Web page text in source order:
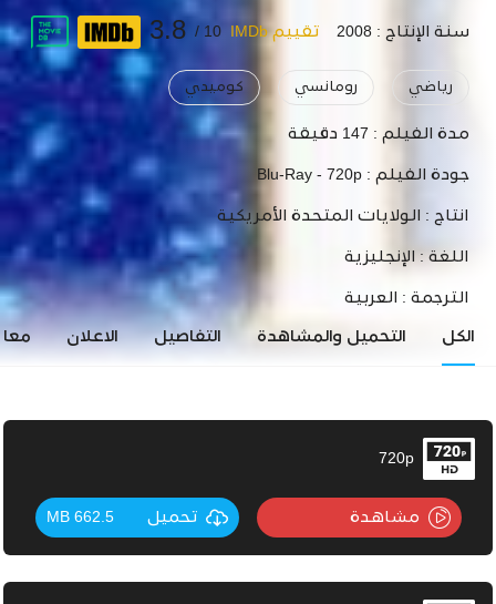
سنة الإنتاج : 2008 تقييم IMDb 10 /
3.8
رياضي رومانسي كوميدي
مدة الفيلم : 147 دقيقة
جودة الفيلم : Blu-Ray - 720p
انتاج : الولايات المتحدة الأمريكية
اللغة : الإنجليزية
الترجمة : العربية
الكل التحميل والمشاهدة التفاصيل الاعلان
720p
مشاهدة تحميل 662.5 MB